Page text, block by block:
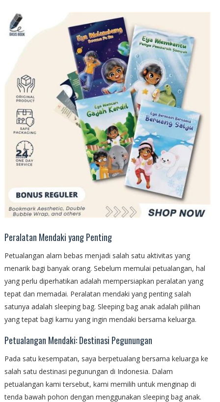
Peralatan Mendaki yang Penting
Petualangan alam bebas menjadi salah satu aktivitas yang
menarik bagi banyak orang. Sebelum memulai petualangan, hal
yang perlu diperhatikan adalah mempersiapkan peralatan yang
tepat dan memadai. Peralatan mendaki yang penting salah
satunya adalah sleeping bag. Sleeping bag anak adalah pilihan
yang tepat bagi kamu yang ingin mendaki bersama keluarga.
Petualangan Mendaki: Destinasi Pegunungan
Pada satu kesempatan, saya berpetualang bersama keluarga ke
salah satu destinasi pegunungan di Indonesia. Dalam
petualangan kami tersebut, kami memilih untuk menginap di
tenda bawah pohon dengan menggunakan sleeping bag anak.